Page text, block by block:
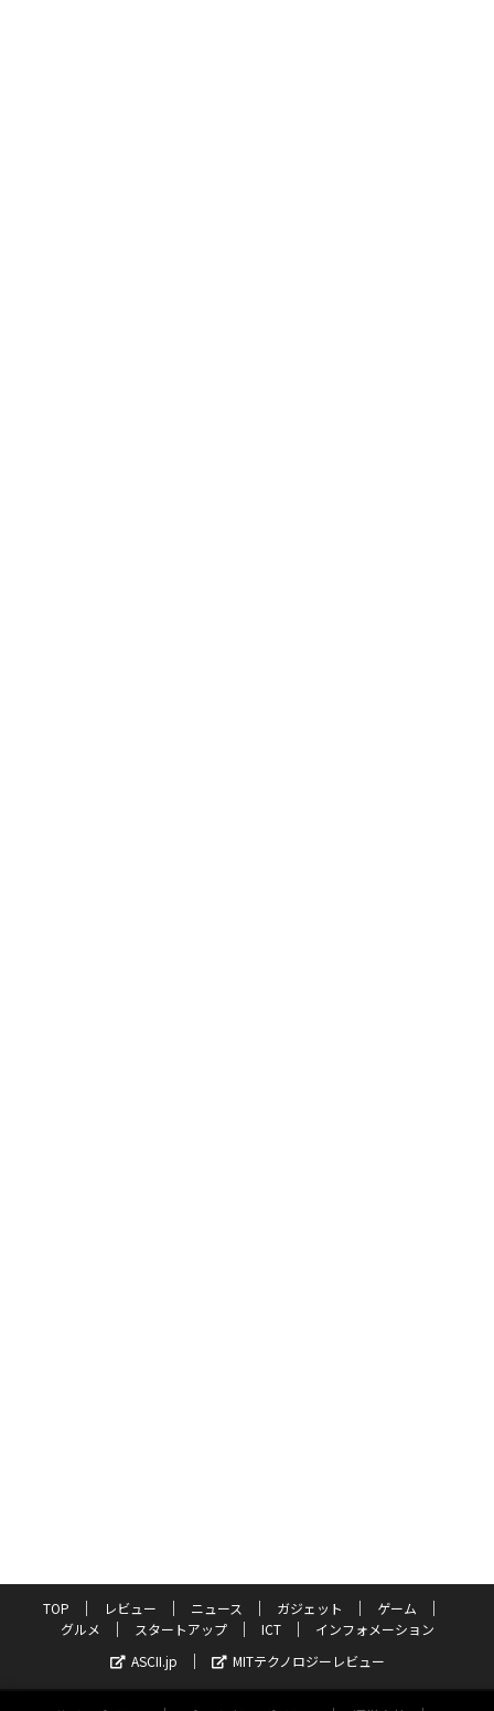
TOP レビュー ニュース ガジェット
ゲーム
グルメ
スタートアップ ICT
インフォメーション
ASCII.jp
MITテクノロジーレビュー